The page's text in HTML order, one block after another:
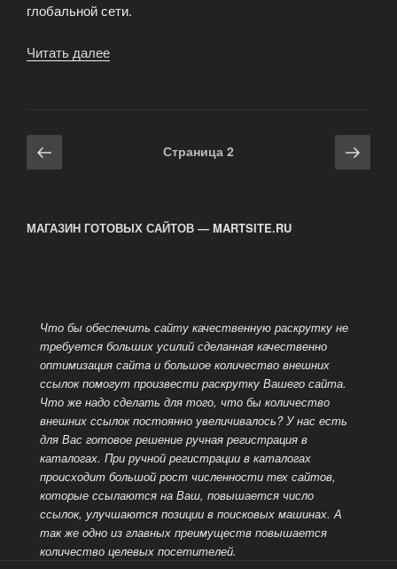
глобальной сети.
Читать далее
Навигация
по
Предыдущая
страница
Страница 2
МАГАЗИН ГОТОВЫХ САЙТОВ — MARTSITE.RU
Что бы обеспечить сайту качественную раскрутку не
требуется больших усилий сделанная качественно
оптимизация сайта и большое количество внешних
ссылок помогут произвести раскрутку Вашего сайта.
Что же надо сделать для того, что бы количество
внешних ссылок постоянно увеличивалось? У нас есть
для Вас готовое решение ручная регистрация в
каталогах. При ручной регистрации в каталогах
происходит большой рост численности тех сайтов,
которые ссылаются на Ваш, повышается число
ссылок, улучшаются позиции в поисковых машинах.А
так же одно из главных преимуществ повышается
количество целевых посетителей.